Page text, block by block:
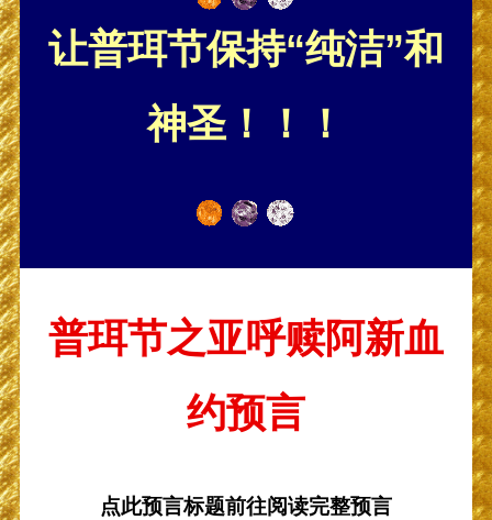
让普珥节保持“纯洁”和
神圣！！！
普珥节之亚呼赎阿新血
约预言
点此预言标题前往阅读完整预言